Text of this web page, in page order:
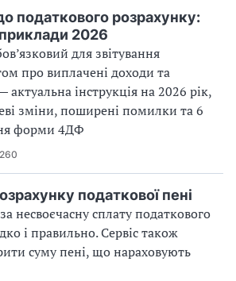
податкового розрахунку:
2026
для звітування
про виплачені доходи та
актуальна інструкція на 2026 рік,
зміни, поширені помилки та 6
форми 4ДФ
податкової пені
несвоєчасну сплату податкового
і правильно. Сервіс також
суму пені, що нараховують